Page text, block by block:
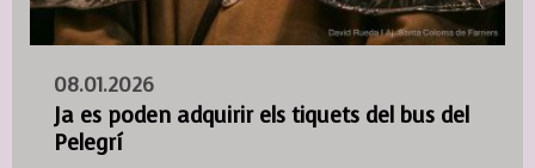
08.01.2026
Ja es poden adquirir els tiquets del bus del
Pelegrí